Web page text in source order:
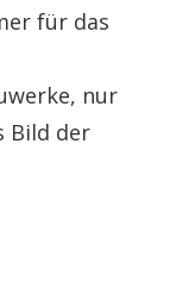
für das
nur
Bild der